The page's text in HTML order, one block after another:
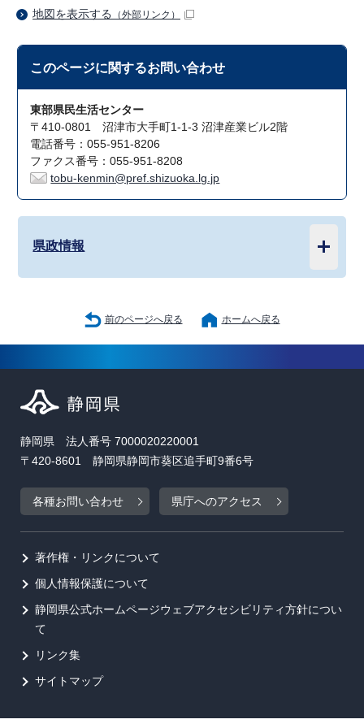
地図を表示する （外部リンク）
このページに関するお問い合わせ
東部県民生活センター
〒410-0801 沼津市大手町1-1-3 沼津産業ビル2階
電話番号：055-951-8206
ファクス番号：055-951-8208
tobu-kenmin@pref.shizuoka.lg.jp
県政情報
前のページへ戻る ホームへ戻る
静岡県 法人番号 7000020220001
〒420-8601 静岡県静岡市葵区追手町9番6号
各種お問い合わせ 県庁へのアクセス
著作権・リンクについて
個人情報保護について
静岡県公式ホームページウェブアクセシビリティ方針につい
て
リンク集
サイトマップ